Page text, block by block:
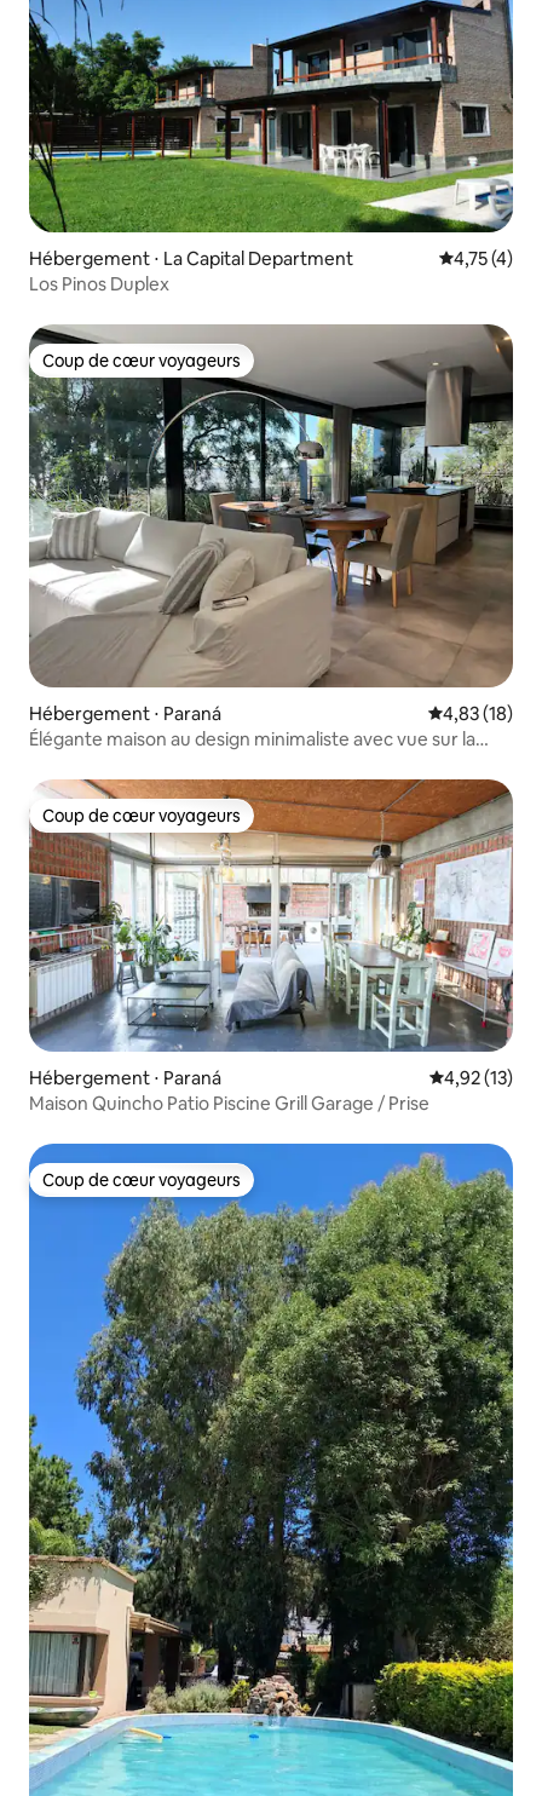
Hébergement ⋅ La Capital Department Évaluation
4,75 (4)
Los Pinos Duplex
Coup de cœur voyageurs
Coup de cœur voyageurs
Hébergement ⋅ Paraná Évaluation
4,83 (18)
Élégante maison au design minimaliste avec vue sur la
Coup de cœur voyageurs
Coup de cœur voyageurs
Hébergement ⋅ Paraná Évaluation
4,92 (13)
Maison Quincho Patio Piscine Grill Garage / Prise
Coup de cœur voyageurs
Coup de cœur voyageurs